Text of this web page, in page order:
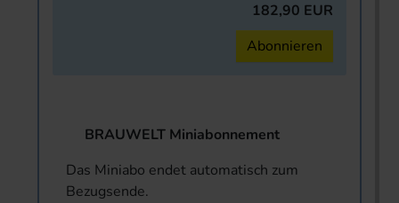
182,90 EUR
Abonnieren
BRAUWELT Miniabonnement
Das Miniabo endet automatisch zum
Bezugsende.